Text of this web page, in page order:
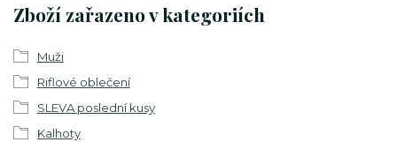
Zboží zařazeno v kategoriích
Muži
Riflové oblečení
SLEVA poslední kusy
Kalhoty